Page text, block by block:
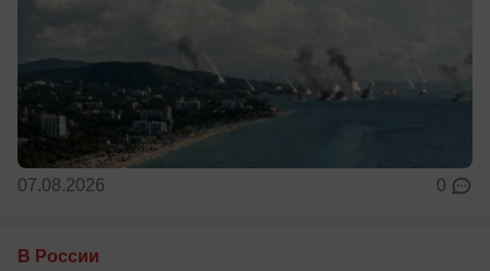
07.08.2026 0
В России